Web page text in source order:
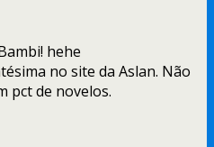
hehe
no site da Aslan. Não
pct de novelos.